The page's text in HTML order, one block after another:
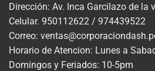
Dirección: Av. Inca Garcilazo de la
Celular. 950112622 / 974439522
Correo:
Horario de Atencion: Lunes a
Domingos y Feriados: 10-5pm